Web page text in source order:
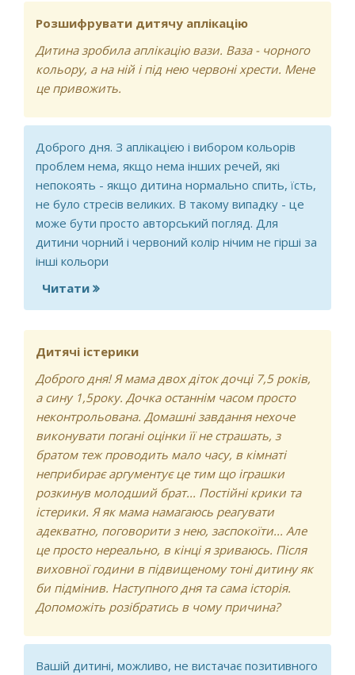
Розшифрувати дитячу аплікацію
Дитина зробила аплікацію вази. Ваза - чорного
кольору, а на ній і під нею червоні хрести. Мене
це привожить.
Доброго дня. З аплікацією і вибором кольорів
проблем нема, якщо нема інших речей, які
непокоять - якщо дитина нормально спить, їсть,
не було стресів великих. В такому випадку - це
може бути просто авторський погляд. Для
дитини чорний і червоний колір нічим не гірші за
інші кольори
Читати про Розшифрувати дитячу аплікацію
Дитячі істерики
Доброго дня! Я мама двох діток дочці 7,5 років,
а сину 1,5року. Дочка останнім часом просто
неконтрольована. Домашні завдання нехоче
виконувати погані оцінки її не страшать, з
братом теж проводить мало часу, в кімнаті
неприбирає аргументує це тим що іграшки
розкинув молодший брат... Постійні крики та
істерики. Я як мама намагаюсь реагувати
адекватно, поговорити з нею, заспокоїти... Але
це просто нереально, в кінці я зриваюсь. Після
виховної години в підвищеному тоні дитину як
би підмінив. Наступного дня та сама історія.
Допоможіть розібратись в чому причина?
Вашій дитині, можливо, не вистачає позитивного